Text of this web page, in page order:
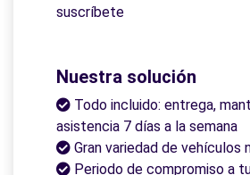
suscríbete
Nuestra solución
Todo incluido: entrega,
asistencia 7 días a la semana
Gran variedad de vehículos
Periodo de compromiso a